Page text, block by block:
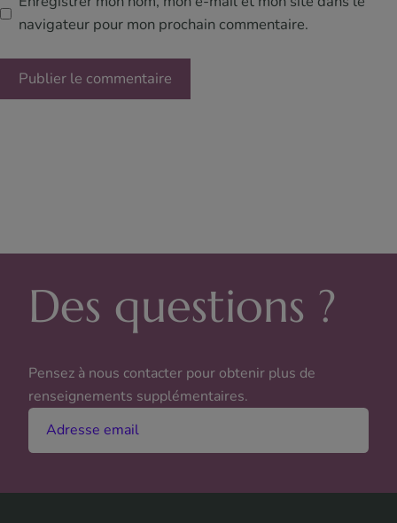
navigateur pour mon prochain commentaire.
Des questions ?
Pensez à nous contacter pour obtenir plus de
renseignements supplémentaires.
Adresse email